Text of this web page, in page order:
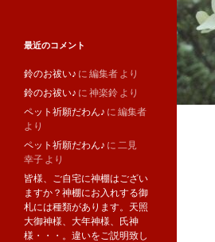
最近のコメント
鈴のお祓い♪ に 編集者 より
鈴のお祓い♪ に 神楽鈴 より
ペット祈願だわん♪ に 編集者
より
ペット祈願だわん♪ に 二見
幸子 より
皆様、ご自宅に神棚はござい
ますか？神棚にお入れする御
札には種類があります。天照
大御神様、大年神様、氏神
様・・・。違いをご説明致し